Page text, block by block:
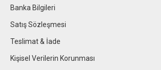
Banka Bilgileri
Satış Sözleşmesi
Teslimat & İade
Kişisel Verilerin Korunması